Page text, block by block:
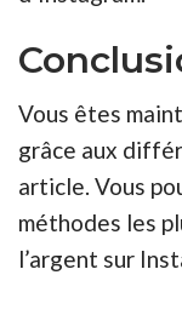
Vous êtes
grâce aux
article. Vous
méthodes les
l’argent sur